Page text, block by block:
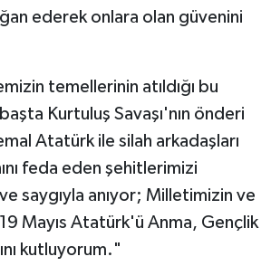
ederek onlara olan güvenini
temellerinin atıldığı bu
Kurtuluş Savaşı'nın önderi
Atatürk ile silah arkadaşları
feda eden şehitlerimizi
saygıyla anıyor; Milletimizin ve
Mayıs Atatürk'ü Anma, Gençlik
kutluyorum."